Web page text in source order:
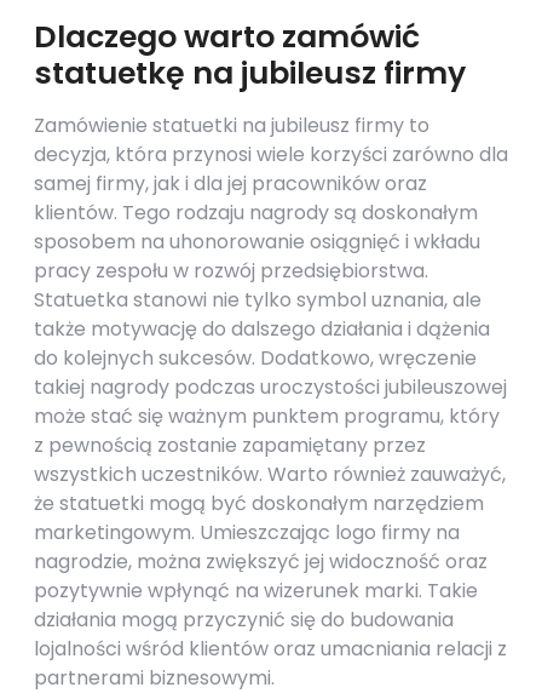
Dlaczego warto zamówić
statuetkę na jubileusz firmy
Zamówienie statuetki na jubileusz firmy to
decyzja, która przynosi wiele korzyści zarówno dla
samej firmy, jak i dla jej pracowników oraz
klientów. Tego rodzaju nagrody są doskonałym
sposobem na uhonorowanie osiągnięć i wkładu
pracy zespołu w rozwój przedsiębiorstwa.
Statuetka stanowi nie tylko symbol uznania, ale
także motywację do dalszego działania i dążenia
do kolejnych sukcesów. Dodatkowo, wręczenie
takiej nagrody podczas uroczystości jubileuszowej
może stać się ważnym punktem programu, który
z pewnością zostanie zapamiętany przez
wszystkich uczestników. Warto również zauważyć,
że statuetki mogą być doskonałym narzędziem
marketingowym. Umieszczając logo firmy na
nagrodzie, można zwiększyć jej widoczność oraz
pozytywnie wpłynąć na wizerunek marki. Takie
działania mogą przyczynić się do budowania
lojalności wśród klientów oraz umacniania relacji z
partnerami biznesowymi.